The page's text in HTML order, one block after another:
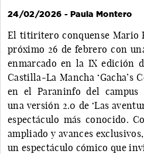
24/02/2026 - Paula Montero
El titiritero conquense Mario
próximo 26 de febrero con
enmarcado en la IX edición
Castilla-La Mancha ‘Gacha’s
en el Paraninfo del campus
una versión 2.0 de ‘Las
espectáculo más conocido.
ampliado y avances
un espectáculo cómico que